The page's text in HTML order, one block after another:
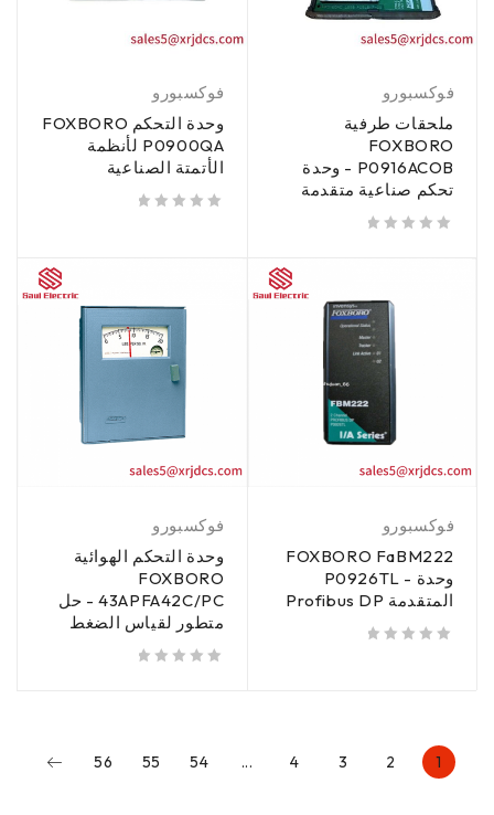
فوكسبورو
ملحقات طرفية
FOXBORO
P0916ACOB - وحدة
تحكم صناعية متقدمة
فوكسبورو
وحدة التحكم FOXBORO
P0900QA لأنظمة
الأتمتة الصناعية
فوكسبورو
FOXBORO FaBM222
P0926TL - وحدة
Profibus DP المتقدمة
فوكسبورو
وحدة التحكم الهوائية
FOXBORO
43APFA42C/PC - حل
متطور لقياس الضغط
1
54
55
56